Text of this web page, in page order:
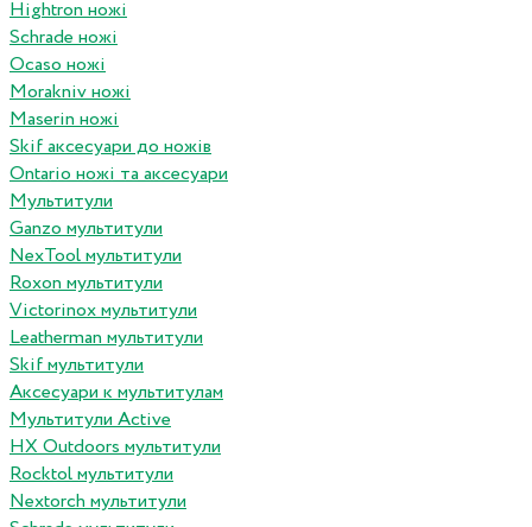
Hightron ножі
Schrade ножі
Ocaso ножі
Morakniv ножі
Maserin ножі
Skif аксесуари до ножів
Ontario ножі та аксесуари
Мультитули
Ganzo мультитули
NexTool мультитули
Roxon мультитули
Victorinox мультитули
Leatherman мультитули
Skif мультитули
Аксесуари к мультитулам
Мультитули Active
HX Outdoors мультитули
Rocktol мультитули
Nextorch мультитули